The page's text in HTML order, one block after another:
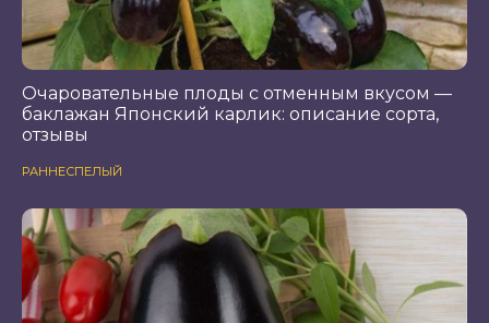
Очаровательные плоды с отменным вкусом —
баклажан Японский карлик: описание сорта,
отзывы
РАННЕСПЕЛЫЙ